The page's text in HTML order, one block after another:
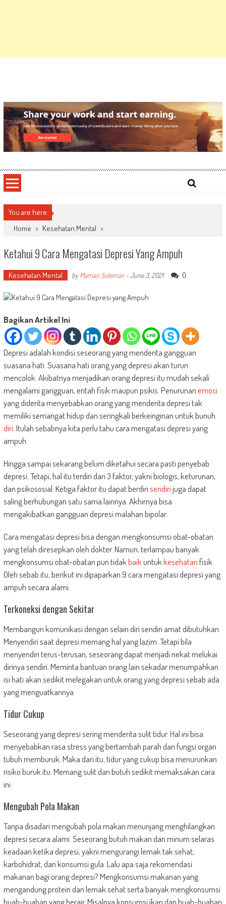
You are here
Home > Kesehatan Mental >
Ketahui 9 Cara Mengatasi Depresi Yang Ampuh
Kesehatan Mental byMaman Soleman-June 3, 2021 0
Bagikan Artikel Ini
Depresi adalah kondisi seseorang yang menderita gangguan
suasana hati. Suasana hati orang yang depresi akan turun
mencolok. Akibatnya menjadikan orang depresi itu mudah sekali
mengalami gangguan, entah fisik maupun psikis. Penurunanemosi
yang diderita menyebabkan orang yang menderita depresi tak
memiliki semangat hidup dan seringkali berkeinginan untuk bunuh
diri. Itulah sebabnya kita perlu tahu cara mengatasi depresi yang
ampuh.
Hingga sampai sekarang belum diketahui secara pasti penyebab
depresi. Tetapi, hal itu terdiri dari 3 faktor, yakni biologis, keturunan,
dan psikososial. Ketiga faktor itu dapat berdirisendirijuga dapat
saling berhubungan satu sama lainnya. Akhirnya bisa
mengakibatkan gangguan depresi malahan bipolar.
Cara mengatasi depresi bisa dengan mengkonsumsi obat-obatan
yang telah diresepkan oleh dokter. Namun, terlampau banyak
mengkonsumsi obat-obatan pun tidakbaikuntukkesehatanfisik.
Oleh sebab itu, berikut ini dipaparkan 9 cara mengatasi depresi yang
ampuh secara alami.
Terkoneksi dengan Sekitar
Membangun komunikasi dengan selain diri sendiri amat dibutuhkan.
Menyendiri saat depresi memang hal yang lazim. Tetapi bila
menyendiri terus-terusan, seseorang dapat menjadi nekat melukai
dirinya sendiri. Meminta bantuan orang lain sekadar menumpahkan
isi hati akan sedikit melegakan untuk orang yang depresi sebab ada
yang menguatkannya.
Tidur Cukup
Seseorang yang depresi sering menderita sulit tidur. Hal ini bisa
menyebabkan rasa stress yang bertambah parah dan fungsi organ
tubuh memburuk. Maka dari itu, tidur yang cukup bisa menurunkan
risiko buruk itu. Memang sulit dan butuh sedikit memaksakan cara
ini.
Mengubah Pola Makan
Tanpa disadari mengubah pola makan menunjang menghilangkan
depresi secara alami. Seseorang butuh makan dan minum selaras
keadaan ketika depresi, yakni mengurangi lemak tak sehat,
karbohidrat, dan konsumsi gula. Lalu apa saja rekomendasi
makanan bagi orang depresi? Mengkonsumsi makanan yang
mengandung protein dan lemak sehat serta banyak mengkonsumsi
buah-buahan yang berair. Misalnya konsumsi ikan dan buah-buahan